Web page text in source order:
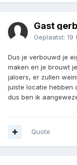
Gast
Geplaatst: 19
Dus je verbouwd je
maken en je brouwt
jaloers, er zullen
juiste locatie hebben
dus ben ik
Quote